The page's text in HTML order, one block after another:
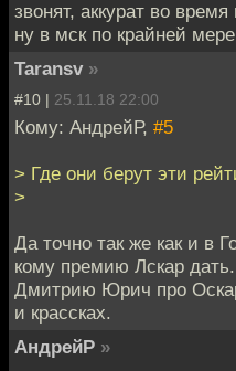
звонят, аккурат во
ну в мск по крайней
Taransv »
#10 | 25.11.18 22:00
Кому: АндрейР, #5
> Где они берут эти
>
Да точно так же как и в
кому премию Лскар дать.
Дмитрию Юрич про
и крассках.
АндрейР »